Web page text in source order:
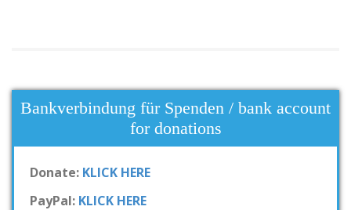
Bankverbindung für Spenden / bank account
for donations
Donate: KLICK HERE
PayPal: KLICK HERE